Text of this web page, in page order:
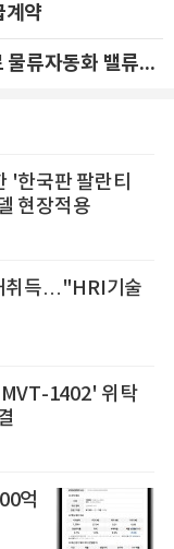
계약
클로봇, 두산로지스틱스솔루션 인수로 물류자동화 밸류체인 확장 추진 - IBK투자증권
'한국판 팔란티
현장적용
취득…"HRI기술
1402' 위탁
억